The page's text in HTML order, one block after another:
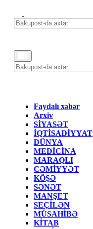
Faydalı xəbər
Arxiv
SİYASƏT
İQTİSADİYYAT
DÜNYA
MEDİCİNA
MARAQLI
CƏMİYYƏT
KÖŞƏ
SƏNƏT
MANŞET
SEÇİLƏN
MÜSAHİBƏ
KİTAB